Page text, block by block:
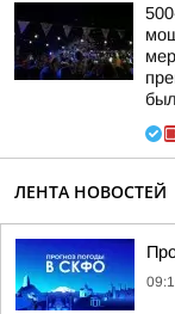
ЛЕНТА НОВОСТЕЙ